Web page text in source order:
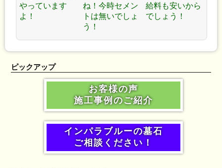
やっています
よ！
ね！今時セメン
トは無いでしょ
う！
給料も安いから
でしょう！
ピックアップ
お客様の声
施工事例のご紹介
インパラブルーの墓石
ご相談ください！